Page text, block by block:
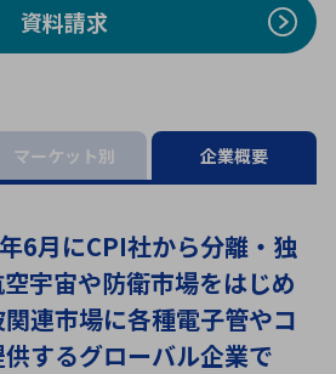
ーター
築・開発システム
資料請求
マーケット別 企業概要
6月にCPI社から分離・独
宇宙や防衛市場をはじめ
連市場に各種電子管やコ
するグローバル企業で